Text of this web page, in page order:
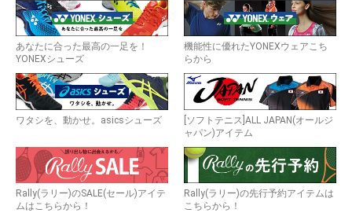
あなたに合った最高の一足を！
YONEXシューズ
機能性に優れたYONEXウェアこち
らから
ワタシを、動かせ。asicsシューズ
[ソフトテニス]ALL JAPAN(オールジ
ャパン)アイテム
Rally(ラリー)のSALE(セール)アイテ
ムはこちらから！
Rally(ラリー)の先行予約アイテムは
こちらから！